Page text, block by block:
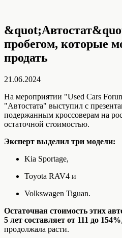
пробегом, которые
продать
21.06.2024
На мероприятии "Used Cars
"Автостата" выступил с
подержанным кроссоверам на
остаточной стоимостью.
Эксперт выделил три модели:
Kia Sportage,
Toyota RAV4 и
Volkswagen Tiguan.
Остаточная стоимость этих
5 лет составляет от 111 до 154%
продолжала расти.